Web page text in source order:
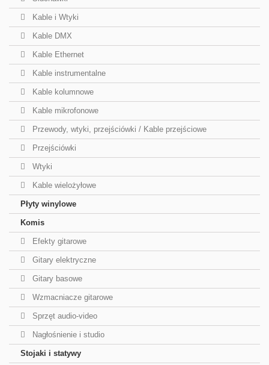
Kable i Wtyki
Kable DMX
Kable Ethernet
Kable instrumentalne
Kable kolumnowe
Kable mikrofonowe
Przewody, wtyki, przejściówki / Kable przejściowe
Przejściówki
Wtyki
Kable wielożyłowe
Płyty winylowe
Komis
Efekty gitarowe
Gitary elektryczne
Gitary basowe
Wzmacniacze gitarowe
Sprzęt audio-video
Nagłośnienie i studio
Stojaki i statywy